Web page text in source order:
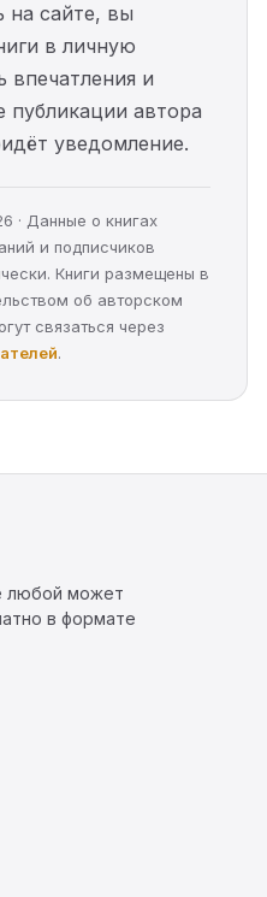
на сайте, вы
в личную
впечатления и
публикации автора
уведомление.
· Данные о книгах
и подписчиков
Книги размещены в
об авторском
связаться через
.
любой может
в формате